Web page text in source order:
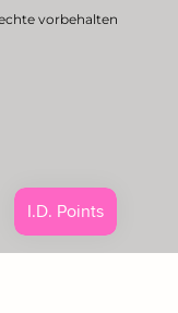
vorbehalten